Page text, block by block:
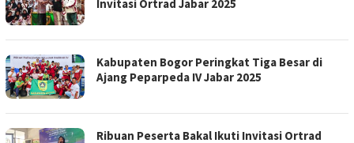
Invitasi Ortrad Jabar 2025
Kabupaten Bogor Peringkat Tiga Besar di
Ajang Peparpeda IV Jabar 2025
Ribuan Peserta Bakal Ikuti Invitasi Ortrad